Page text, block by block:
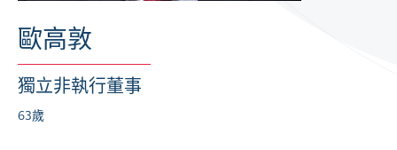
歐高敦
獨立非執行董事
63歲